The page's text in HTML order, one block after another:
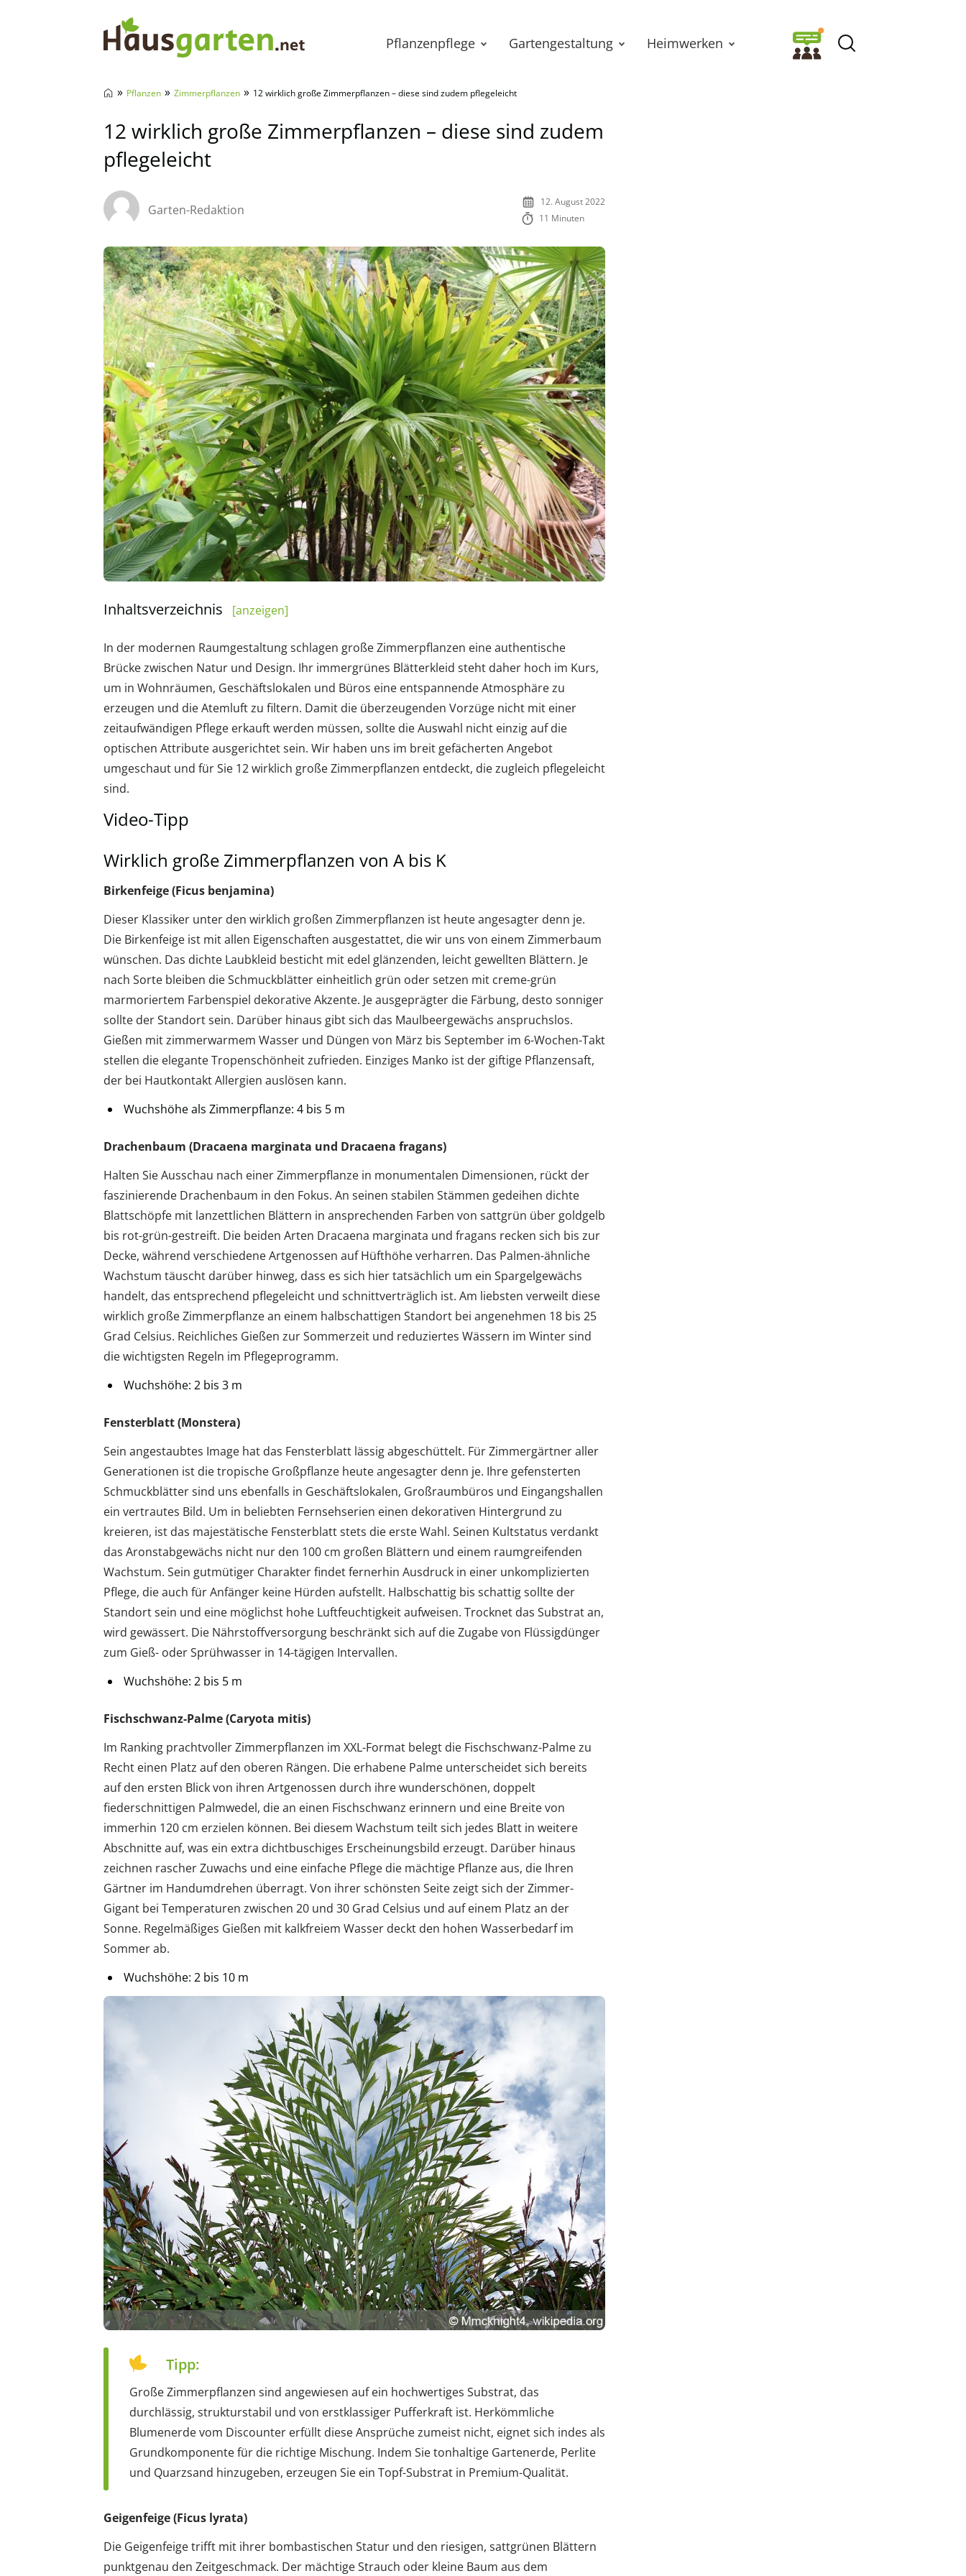
Pflanzenpflege Gartengestaltung Heimwerken
» Pflanzen » Zimmerpflanzen » 12 wirklich große Zimmerpflanzen – diese sind zudem pflegeleicht
12 wirklich große Zimmerpflanzen – diese sind zudem
pflegeleicht
Garten-Redaktion
12. August 2022
11 Minuten
Inhaltsverzeichnis [anzeigen]
In der modernen Raumgestaltung schlagen große Zimmerpflanzen eine authentische
Brücke zwischen Natur und Design. Ihr immergrünes Blätterkleid steht daher hoch im Kurs,
um in Wohnräumen, Geschäftslokalen und Büros eine entspannende Atmosphäre zu
erzeugen und die Atemluft zu filtern. Damit die überzeugenden Vorzüge nicht mit einer
zeitaufwändigen Pflege erkauft werden müssen, sollte die Auswahl nicht einzig auf die
optischen Attribute ausgerichtet sein. Wir haben uns im breit gefächerten Angebot
umgeschaut und für Sie 12 wirklich große Zimmerpflanzen entdeckt, die zugleich pflegeleicht
sind.
Video-Tipp
Wirklich große Zimmerpflanzen von A bis K
Birkenfeige (Ficus benjamina)
Dieser Klassiker unter den wirklich großen Zimmerpflanzen ist heute angesagter denn je.
Die Birkenfeige ist mit allen Eigenschaften ausgestattet, die wir uns von einem Zimmerbaum
wünschen. Das dichte Laubkleid besticht mit edel glänzenden, leicht gewellten Blättern. Je
nach Sorte bleiben die Schmuckblätter einheitlich grün oder setzen mit creme-grün
marmoriertem Farbenspiel dekorative Akzente. Je ausgeprägter die Färbung, desto sonniger
sollte der Standort sein. Darüber hinaus gibt sich das Maulbeergewächs anspruchslos.
Gießen mit zimmerwarmem Wasser und Düngen von März bis September im 6-Wochen-Takt
stellen die elegante Tropenschönheit zufrieden. Einziges Manko ist der giftige Pflanzensaft,
der bei Hautkontakt Allergien auslösen kann.
Wuchshöhe als Zimmerpflanze: 4 bis 5 m
Drachenbaum (Dracaena marginata und Dracaena fragans)
Halten Sie Ausschau nach einer Zimmerpflanze in monumentalen Dimensionen, rückt der
faszinierende Drachenbaum in den Fokus. An seinen stabilen Stämmen gedeihen dichte
Blattschöpfe mit lanzettlichen Blättern in ansprechenden Farben von sattgrün über goldgelb
bis rot-grün-gestreift. Die beiden Arten Dracaena marginata und fragans recken sich bis zur
Decke, während verschiedene Artgenossen auf Hüfthöhe verharren. Das Palmen-ähnliche
Wachstum täuscht darüber hinweg, dass es sich hier tatsächlich um ein Spargelgewächs
handelt, das entsprechend pflegeleicht und schnittverträglich ist. Am liebsten verweilt diese
wirklich große Zimmerpflanze an einem halbschattigen Standort bei angenehmen 18 bis 25
Grad Celsius. Reichliches Gießen zur Sommerzeit und reduziertes Wässern im Winter sind
die wichtigsten Regeln im Pflegeprogramm.
Wuchshöhe: 2 bis 3 m
Fensterblatt (Monstera)
Sein angestaubtes Image hat das Fensterblatt lässig abgeschüttelt. Für Zimmergärtner aller
Generationen ist die tropische Großpflanze heute angesagter denn je. Ihre gefensterten
Schmuckblätter sind uns ebenfalls in Geschäftslokalen, Großraumbüros und Eingangshallen
ein vertrautes Bild. Um in beliebten Fernsehserien einen dekorativen Hintergrund zu
kreieren, ist das majestätische Fensterblatt stets die erste Wahl. Seinen Kultstatus verdankt
das Aronstabgewächs nicht nur den 100 cm großen Blättern und einem raumgreifenden
Wachstum. Sein gutmütiger Charakter findet fernerhin Ausdruck in einer unkomplizierten
Pflege, die auch für Anfänger keine Hürden aufstellt. Halbschattig bis schattig sollte der
Standort sein und eine möglichst hohe Luftfeuchtigkeit aufweisen. Trocknet das Substrat an,
wird gewässert. Die Nährstoffversorgung beschränkt sich auf die Zugabe von Flüssigdünger
zum Gieß- oder Sprühwasser in 14-tägigen Intervallen.
Wuchshöhe: 2 bis 5 m
Fischschwanz-Palme (Caryota mitis)
Im Ranking prachtvoller Zimmerpflanzen im XXL-Format belegt die Fischschwanz-Palme zu
Recht einen Platz auf den oberen Rängen. Die erhabene Palme unterscheidet sich bereits
auf den ersten Blick von ihren Artgenossen durch ihre wunderschönen, doppelt
fiederschnittigen Palmwedel, die an einen Fischschwanz erinnern und eine Breite von
immerhin 120 cm erzielen können. Bei diesem Wachstum teilt sich jedes Blatt in weitere
Abschnitte auf, was ein extra dichtbuschiges Erscheinungsbild erzeugt. Darüber hinaus
zeichnen rascher Zuwachs und eine einfache Pflege die mächtige Pflanze aus, die Ihren
Gärtner im Handumdrehen überragt. Von ihrer schönsten Seite zeigt sich der Zimmer-
Gigant bei Temperaturen zwischen 20 und 30 Grad Celsius und auf einem Platz an der
Sonne. Regelmäßiges Gießen mit kalkfreiem Wasser deckt den hohen Wasserbedarf im
Sommer ab.
Wuchshöhe: 2 bis 10 m
Tipp:
Große Zimmerpflanzen sind angewiesen auf ein hochwertiges Substrat, das
durchlässig, strukturstabil und von erstklassiger Pufferkraft ist. Herkömmliche
Blumenerde vom Discounter erfüllt diese Ansprüche zumeist nicht, eignet sich indes als
Grundkomponente für die richtige Mischung. Indem Sie tonhaltige Gartenerde, Perlite
und Quarzsand hinzugeben, erzeugen Sie ein Topf-Substrat in Premium-Qualität.
Geigenfeige (Ficus lyrata)
Die Geigenfeige trifft mit ihrer bombastischen Statur und den riesigen, sattgrünen Blättern
punktgenau den Zeitgeschmack. Der mächtige Strauch oder kleine Baum aus dem